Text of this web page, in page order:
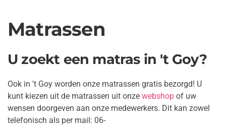
Matrassen
U zoekt een matras in 't Goy?
Ook in 't Goy worden onze matrassen gratis bezorgd! U
kunt kiezen uit de matrassen uit onze webshop of uw
wensen doorgeven aan onze medewerkers. Dit kan zowel
telefonisch als per mail: 06-